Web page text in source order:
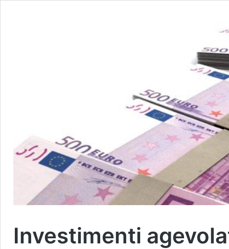
Investimenti